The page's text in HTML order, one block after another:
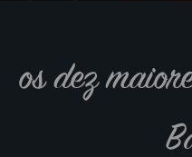
os dez